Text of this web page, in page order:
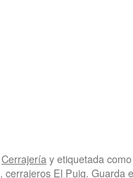
Cerrajería y etiquetada
, cerrajeros El Puig. Guarda